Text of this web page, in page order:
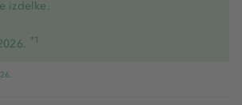
izdelke.
*1